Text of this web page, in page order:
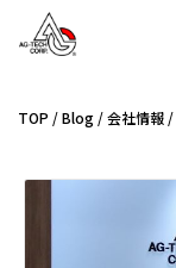
TOP /Blog /会社情報 /